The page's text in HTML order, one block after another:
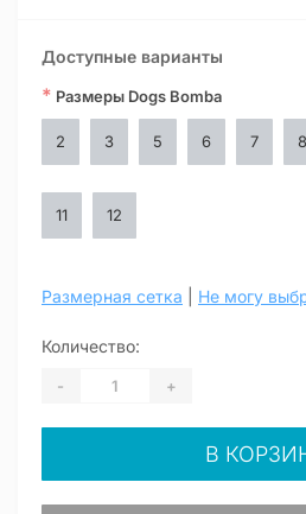
Доступные варианты
* Размеры Dogs Bomba
2 3 5 6 7 8
11 12
Размерная сетка Не могу
Количество:
- +
В